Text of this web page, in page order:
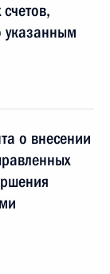
указанным
о внесении